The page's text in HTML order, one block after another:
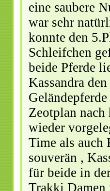
eine saubere
war sehr
konnte den
Schleifchen
beide Pferde
Kassandra
Zeotplan
wieder
Time als auch
souverän ,
für beide in
Trakki Damen